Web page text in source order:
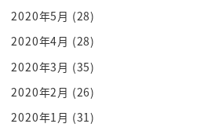
そうだけじゃないんです step 3
あります何とカーミンを取りま
睡眠5時間とって1回取ったら十
話を聞いてましては中田さんち
いうことですか
2020年5月 (28)
2020年4月 (28)
2020年3月 (35)
2020年2月 (26)
2020年1月 (31)